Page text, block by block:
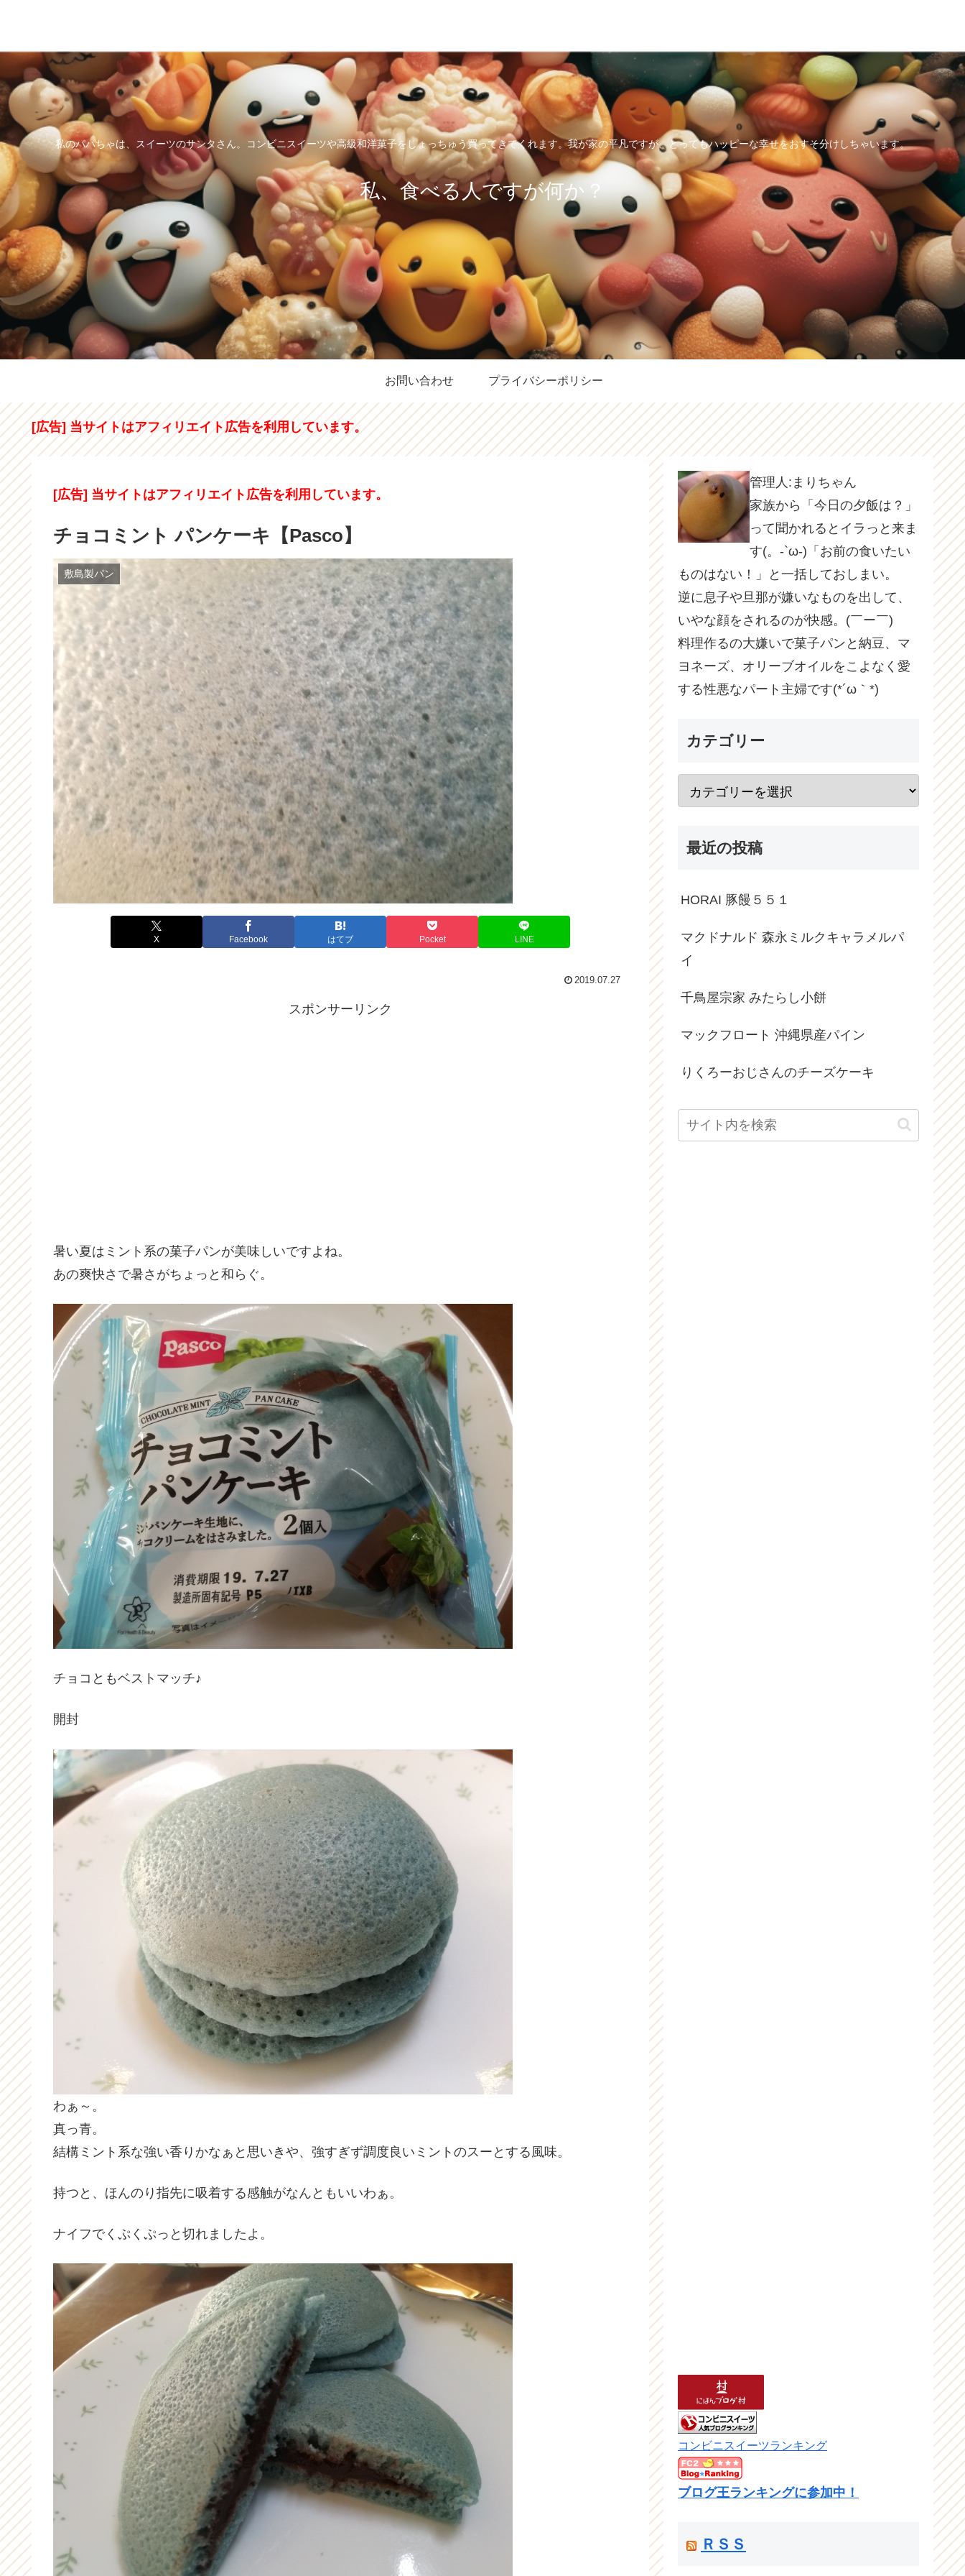
私のパパちゃは、スイーツのサンタさん。コンビニスイーツや高級和洋菓子をしょっちゅう買ってきてくれます。我が家の平凡ですが、とってもハッピーな幸せをおすそ分けしちゃいます。
私、食べる人ですが何か？
お問い合わせ プライバシーポリシー
[広告] 当サイトはアフィリエイト広告を利用しています。
[広告] 当サイトはアフィリエイト広告を利用しています。
チョコミント パンケーキ【Pasco】
敷島製パン
X Facebook はてブ Pocket LINE
2019.07.27
スポンサーリンク
暑い夏はミント系の菓子パンが美味しいですよね。
あの爽快さで暑さがちょっと和らぐ。
チョコともベストマッチ♪
開封
わぁ～。
真っ青。
結構ミント系な強い香りかなぁと思いきや、強すぎず調度良いミントのスーとする風味。
持つと、ほんのり指先に吸着する感触がなんともいいわぁ。
ナイフでくぷくぷっと切れましたよ。
管理人:まりちゃん
家族から「今日の夕飯は？」
って聞かれるとイラっと来ま
す(。-`ω-)「お前の食いたい
ものはない！」と一括しておしまい。
逆に息子や旦那が嫌いなものを出して、
いやな顔をされるのが快感。(￣ー￣)
料理作るの大嫌いで菓子パンと納豆、マ
ヨネーズ、オリーブオイルをこよなく愛
する性悪なパート主婦です(*´ω｀*)
カテゴリー
最近の投稿
HORAI 豚饅５５１
マクドナルド 森永ミルクキャラメルパ
イ
千鳥屋宗家 みたらし小餅
マックフロート 沖縄県産パイン
りくろーおじさんのチーズケーキ
コンビニスイーツランキング
ブログ王ランキングに参加中！
ＲＳＳ